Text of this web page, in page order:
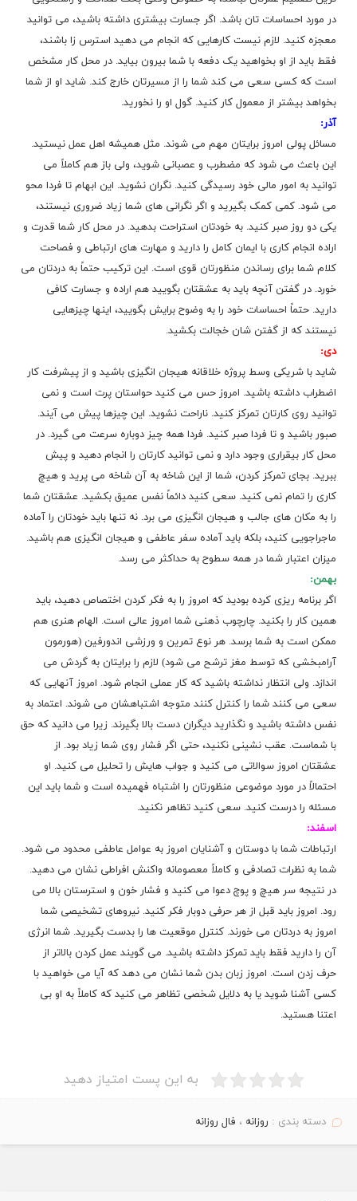
در مورد احساسات تان باشد. اگر جسارت بیشتری داشته باشید، می توانید
معجزه کنید. لازم نیست کارهایی که انجام می دهید استرس زا باشند،
فقط باید از او بخواهید یک دفعه با شما بیرون بیاید. در محل کار مشخص
است که کسی سعی می کند شما را از مسیرتان خارج کند. شاید او از شما
بخواهد بیشتر از معمول کار کنید. گول او را نخورید.
آذر:
مسائل پولی امروز برایتان مهم می شوند. مثل همیشه اهل عمل نیستید.
این باعث می شود که مضطرب و عصبانی شوید، ولی باز هم کاملاً می
توانید به امور مالی خود رسیدگی کنید. نگران نشوید. این ابهام تا فردا محو
می شود. کمی کمک بگیرید و اگر نگرانی های شما زیاد ضروری نیستند،
یکی دو روز صبر کنید. به خودتان استراحت بدهید. در محل کار شما قدرت و
اراده انجام کاری با ایمان کامل را دارید و مهارت های ارتباطی و فصاحت
کلام شما برای رساندن منظورتان قوی است. این ترکیب حتماً به دردتان می
خورد. در گفتن آنچه باید به عشقتان بگویید هم اراده و جسارت کافی
دارید. حتماً احساسات خود را به وضوح برایش بگویید، اینها چیزهایی
نیستند که از گفتن شان خجالت بکشید.
دی:
شاید با شریکی وسط پروژه خلاقانه هیجان انگیزی باشید و از پیشرفت کار
اضطراب داشته باشید. امروز حس می کنید حواستان پرت است و نمی
توانید روی کارتان تمرکز کنید. ناراحت نشوید. این چیزها پیش می آیند.
صبور باشید و تا فردا صبر کنید. فردا همه چیز دوباره سرعت می گیرد. در
محل کار بیقراری وجود دارد و نمی توانید کارتان را انجام دهید و پیش
ببرید. بجای تمرکز کردن، شما از این شاخه به آن شاخه می پرید و هیچ
کاری را تمام نمی کنید. سعی کنید دائماً نفس عمیق بکشید. عشقتان شما
را به مکان های جالب و هیجان انگیزی می برد. نه تنها باید خودتان را آماده
ماجراجویی کنید، بلکه باید آماده سفر عاطفی و هیجان انگیزی هم باشید.
میزان اعتبار شما در همه سطوح به حداکثر می رسد.
بهمن:
اگر برنامه ریزی کرده بودید که امروز را به فکر کردن اختصاص دهید، باید
همین کار را بکنید. چارچوب ذهنی شما امروز عالی است. الهام هنری هم
ممکن است به شما برسد. هر نوع تمرین و ورزشی اندورفین (هورمون
آرامبخشی که توسط مغز ترشح می شود) لازم را برایتان به گردش می
اندازد. ولی انتظار نداشته باشید که کار عملی انجام شود. امروز آنهایی که
سعی می کنند شما را کنترل کنند متوجه اشتباهشان می شوند. اعتماد به
نفس داشته باشید و نگذارید دیگران دست بالا بگیرند. زیرا می دانید که حق
با شماست. عقب نشینی نکنید، حتی اگر فشار روی شما زیاد بود. از
عشقتان امروز سوالاتی می کنید و جواب هایش را تحلیل می کنید. او
احتمالاً در مورد موضوعی منظورتان را اشتباه فهمیده است و شما باید این
مسئله را درست کنید. سعی کنید تظاهر نکنید.
اسفند:
ارتباطات شما با دوستان و آشنایان امروز به عوامل عاطفی محدود می شود.
شما به نظرات تصادفی و کاملاً معصومانه واکنش افراطی نشان می دهید.
در نتیجه سر هیچ و پوچ دعوا می کنید و فشار خون و استرستان بالا می
رود. امروز باید قبل از هر حرفی دوبار فکر کنید. نیروهای تشخیصی شما
امروز به دردتان می خورند. کنترل موقعیت ها را بدست بگیرید. شما انرژی
آن را دارید فقط باید تمرکز داشته باشید. می گویند عمل کردن بالاتر از
حرف زدن است. امروز زبان بدن شما نشان می دهد که آیا می خواهید با
کسی آشنا شوید یا به دلایل شخصی تظاهر می کنید که کاملاً به او بی
اعتنا هستید.
به این پست امتیاز دهید
دسته بندی : روزانه ، فال روزانه